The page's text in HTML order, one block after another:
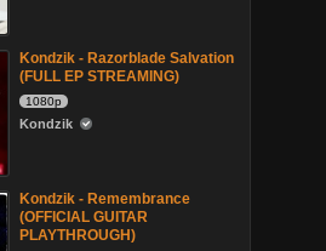
Kondzik - Razorblade Salvation
(FULL EP STREAMING)
1080p
Kondzik
Kondzik - Remembrance
(OFFICIAL GUITAR
PLAYTHROUGH)